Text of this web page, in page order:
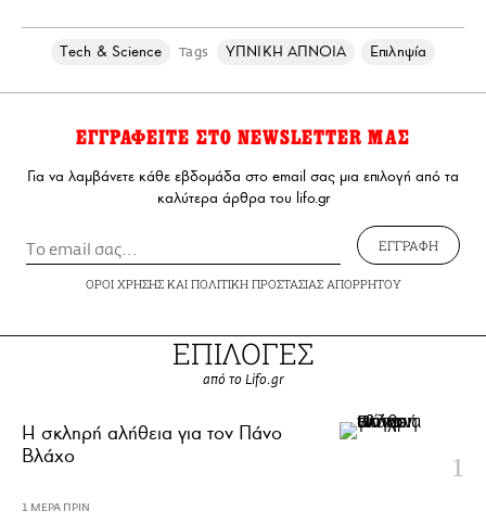
Τech & Science Tags ΥΠΝΙΚΗ ΑΠΝΟΙΑ Επιληψία
ΕΓΓΡΑΦΕΙΤΕ ΣΤΟ NEWSLETTER ΜΑΣ
Για να λαμβάνετε κάθε εβδομάδα στο email σας μια επιλογή από τα
καλύτερα άρθρα του lifo.gr
ΕΓΓΡΑΦΗ
ΟΡΟΙ ΧΡΗΣΗΣΚΑΙ ΠΟΛΙΤΙΚΗ ΠΡΟΣΤΑΣΙΑΣ ΑΠΟΡΡΗΤΟΥ
ΕΠΙΛΟΓΕΣ
από το Lifo.gr
H σκληρή αλήθεια για τον Πάνο
Βλάχο
1 ΜΕΡΑ ΠΡΙΝ